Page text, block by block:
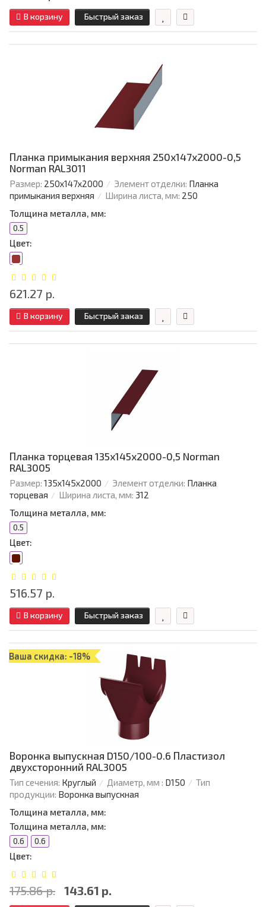
В корзину Быстрый заказ
Планка примыкания верхняя 250х147х2000-0,5
Norman RAL3011
Размер: 250х147х2000 Элемент отделки: Планка
примыкания верхняя
Ширина листа, мм: 250
Толщина металла, мм:
0.5
Цвет:
621.27 р.
В корзину Быстрый заказ
Планка торцевая 135х145х2000-0,5 Norman
RAL3005
Размер: 135х145х2000 Элемент отделки: Планка
торцевая
Ширина листа, мм: 312
Толщина металла, мм:
0.5
Цвет:
516.57 р.
В корзину Быстрый заказ
Ваша скидка: -18%
Воронка выпускная D150/100-0.6 Пластизол
двухсторонний RAL3005
Тип сечения: Круглый Диаметр, мм : D150
Тип
продукции: Воронка выпускная
Толщина металла, мм:
Толщина металла, мм:
0.6 0.6
Цвет:
175.86 р. 143.61 р.